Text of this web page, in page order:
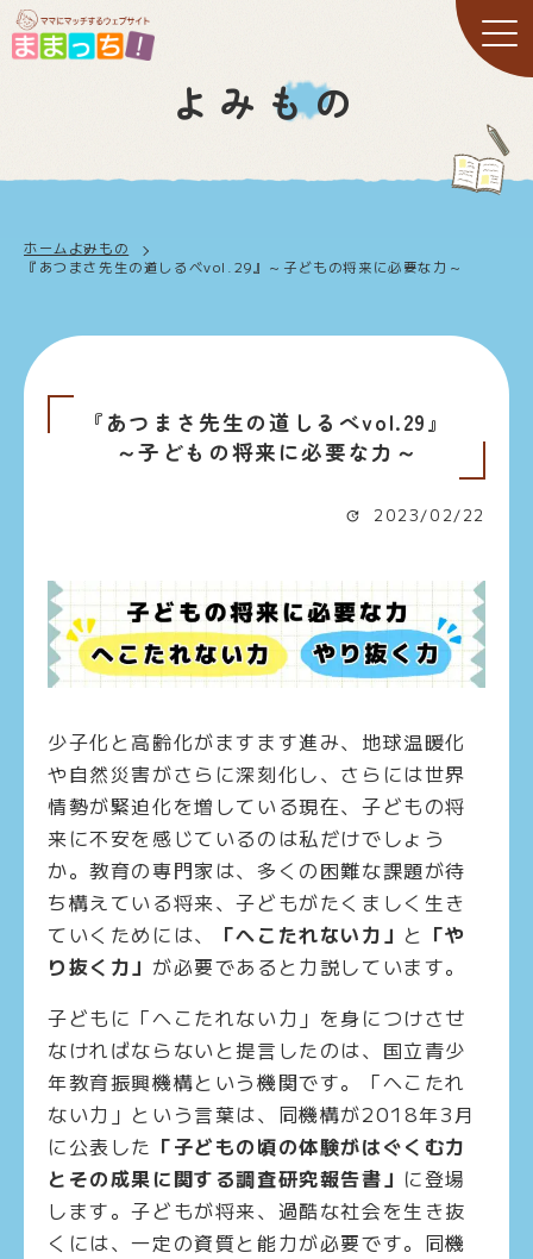
よみもの
ホーム よみもの
『あつまさ先生の道しるべvol.29』～子どもの将来に必要な力～
『あつまさ先生の道しるべvol.29』
～子どもの将来に必要な力～
2023/02/22
少子化と高齢化がますます進み、地球温暖化
や自然災害がさらに深刻化し、さらには世界
情勢が緊迫化を増している現在、子どもの将
来に不安を感じているのは私だけでしょう
か。教育の専門家は、多くの困難な課題が待
ち構えている将来、子どもがたくましく生き
ていくためには、
「へこたれない力」 と 「や
り抜く力」 が必要であると力説しています。
子どもに「へこたれない力」を身につけさせ
なければならないと提言したのは、国立青少
年教育振興機構という機関です。「へこたれ
ない力」という言葉は、同機構が2018年3月
に公表した 「子どもの頃の体験がはぐくむ力
とその成果に関する調査研究報告書」 に登場
します。子どもが将来、過酷な社会を生き抜
くには、一定の資質と能力が必要です。同機